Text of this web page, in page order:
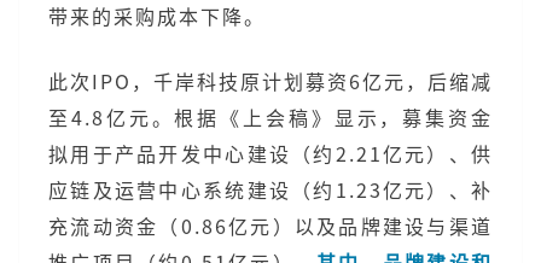
带来的采购成本下降。
此次IPO，千岸科技原计划募资6亿元，后缩减
至4.8亿元。根据《上会稿》显示，募集资金
拟用于产品开发中心建设（约2.21亿元）、供
应链及运营中心系统建设（约1.23亿元）、补
充流动资金（0.86亿元）以及品牌建设与渠道